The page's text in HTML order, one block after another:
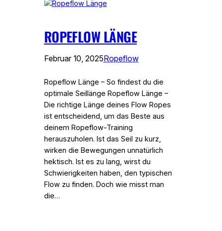
ROPEFLOW LÄNGE
Februar 10, 2025Ropeflow
Ropeflow Länge – So findest du die
optimale Seillänge Ropeflow Länge –
Die richtige Länge deines Flow Ropes
ist entscheidend, um das Beste aus
deinem Ropeflow-Training
herauszuholen. Ist das Seil zu kurz,
wirken die Bewegungen unnatürlich
hektisch. Ist es zu lang, wirst du
Schwierigkeiten haben, den typischen
Flow zu finden. Doch wie misst man
die…